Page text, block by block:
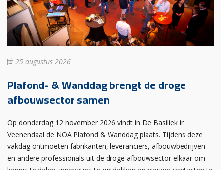
25 augustus 2026
Plafond- & Wanddag brengt de droge
afbouwsector samen
Op donderdag 12 november 2026 vindt in De Basiliek in
Veenendaal de NOA Plafond & Wanddag plaats. Tijdens deze
vakdag ontmoeten fabrikanten, leveranciers, afbouwbedrijven
en andere professionals uit de droge afbouwsector elkaar om